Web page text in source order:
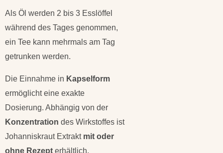
Als Öl werden 2 bis 3 Esslöffel
während des Tages genommen,
ein Tee kann mehrmals am Tag
getrunken werden.
Die Einnahme in Kapselform
ermöglicht eine exakte
Dosierung. Abhängig von der
Konzentration des Wirkstoffes ist
Johanniskraut Extrakt mit oder
ohne Rezept erhältlich.